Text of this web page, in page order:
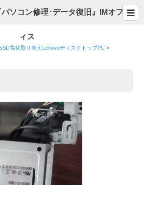
ソコン修理･データ復旧』IMオフ
ィス
劣化取り換えLenovoディスクトップPC >